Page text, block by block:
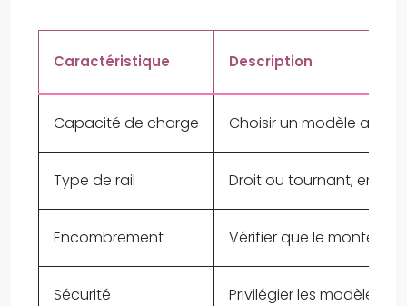
Caractéristique Description
Capacité de charge Choisir un modèle
Type de rail Droit ou tournant, en
Encombrement Vérifier que le monte-
Sécurité Privilégier les modèles